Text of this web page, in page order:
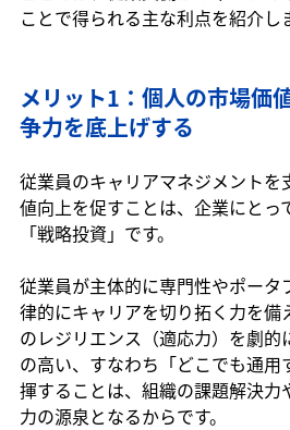
ことで得られる主な利点を紹介し
メリット1：個人の市場価
争力を底上げする
従業員のキャリアマネジメントを
値向上を促すことは、企業にとっ
「戦略投資」です。
従業員が主体的に専門性やポータ
律的にキャリアを切り拓く力を備
のレジリエンス（適応力）を劇的
の高い、すなわち「どこでも通
揮することは、組織の課題解決力
力の源泉となるからです。